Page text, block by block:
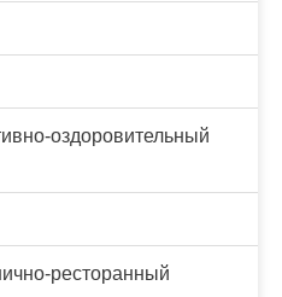
оздоровительный
ресторанный